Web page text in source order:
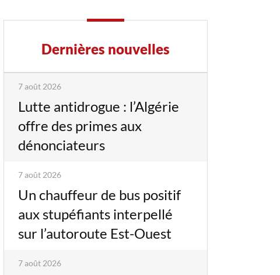
Dernières nouvelles
7 août 2026
Lutte antidrogue : l’Algérie
offre des primes aux
dénonciateurs
7 août 2026
Un chauffeur de bus positif
aux stupéfiants interpellé
sur l’autoroute Est-Ouest
7 août 2026